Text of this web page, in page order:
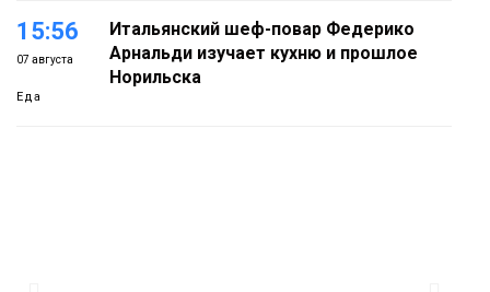
15:56
07 августа
Еда
Итальянский шеф-повар Федерико
Арнальди изучает кухню и прошлое
Норильска